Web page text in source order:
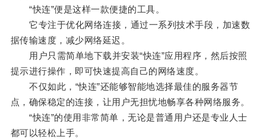
“快连”便是这样一款便捷的工具。
它专注于优化网络连接，通过一系列技术手段，加速数
据传输速度，减少网络延迟。
用户只需简单地下载并安装“快连”应用程序，然后按照
提示进行操作，即可快速提高自己的网络速度。
不仅如此，“快连”还能够智能地选择最佳的服务器节
点，确保稳定的连接，让用户无担忧地畅享各种网络服务。
“快连”的使用非常简单，无论是普通用户还是专业人士
都可以轻松上手。